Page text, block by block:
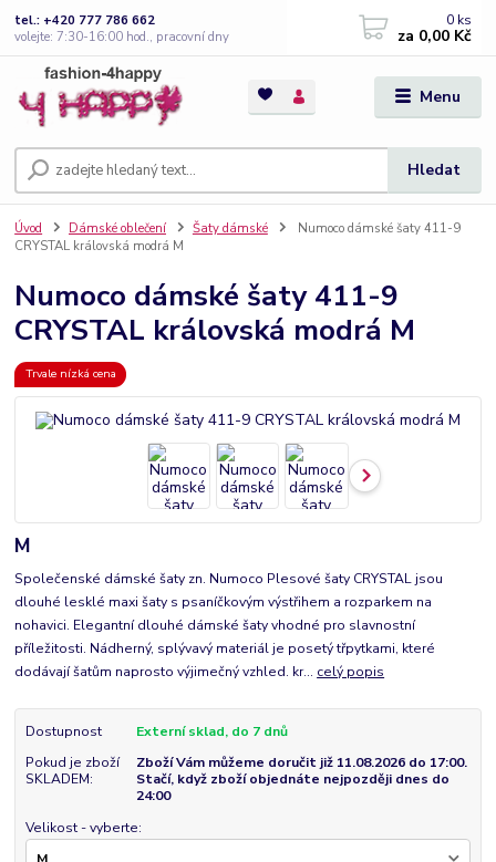
Menu
Hledat
tel.: +420 777 786 662
volejte: 7:30-16:00 hod., pracovní dny
0 ks
za 0,00 Kč
Úvod Dámské oblečení Šaty dámské
Numoco dámské šaty 411-9
CRYSTAL královská modrá M
Numoco dámské šaty 411-9
CRYSTAL královská modrá M
Trvale nízká cena
M
Společenské dámské šaty zn. Numoco Plesové šaty CRYSTAL jsou
dlouhé lesklé maxi šaty s psaníčkovým výstřihem a rozparkem na
nohavici. Elegantní dlouhé dámské šaty vhodné pro slavnostní
příležitosti. Nádherný, splývavý materiál je posetý třpytkami, které
dodávají šatům naprosto výjimečný vzhled. kr... celý popis
Dostupnost
Externí sklad, do 7 dnů
Pokud je zboží
SKLADEM:
Zboží Vám můžeme doručit již 11.08.2026 do 17:00.
Stačí, když zboží objednáte nejpozději dnes do
24:00
Velikost - vyberte: